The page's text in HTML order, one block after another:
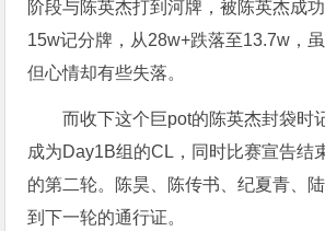
阶段与陈英杰打到河牌，被陈英杰成
15w记分牌，从28w+跌落至13.7w，
但心情却有些失落。
而收下这个巨pot的陈英杰封袋时
成为Day1B组的CL，同时比赛宣告结
的第二轮。陈昊、陈传书、纪夏青、
到下一轮的通行证。